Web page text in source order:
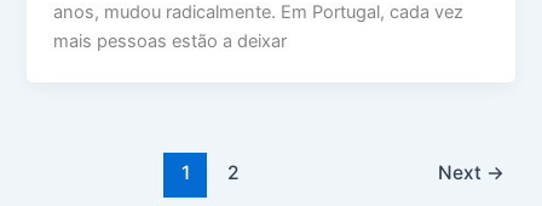
anos, mudou radicalmente. Em Portugal, cada vez
mais pessoas estão a deixar
1 2 Next →